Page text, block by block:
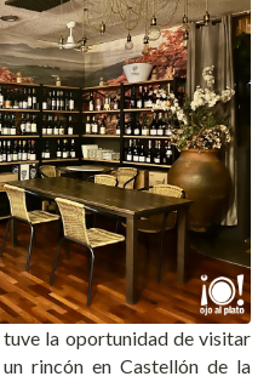
la oportunidad de visitar
, un rincón en Castellón de la